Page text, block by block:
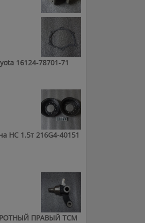
16124-78701-71
HC 1.5т 216G4-40151
ПРАВЫЙ ТСМ